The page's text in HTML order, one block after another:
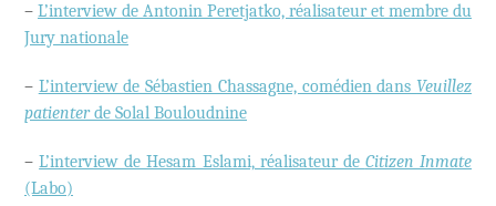
– L’interview de Antonin Peretjatko, réalisateur et membre du
Jury nationale
– L’interview de Sébastien Chassagne, comédien dans Veuillez
patienterde Solal Bouloudnine
–L’interview de Hesam Eslami, réalisateur de Citizen Inmate
(Labo)